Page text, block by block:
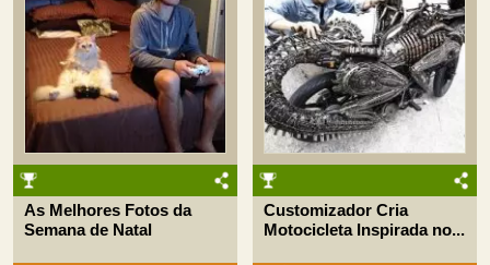
As Melhores Fotos da
Semana de Natal
Customizador Cria
Motocicleta Inspirada no...